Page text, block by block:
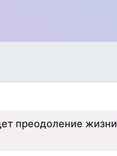
преодоление жизни